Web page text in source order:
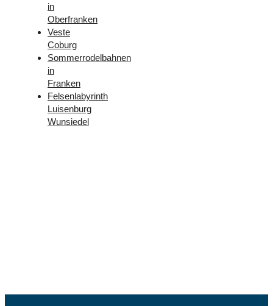
in
Oberfranken
Veste
Coburg
Sommerrodelbahnen
in
Franken
Felsenlabyrinth
Luisenburg
Wunsiedel